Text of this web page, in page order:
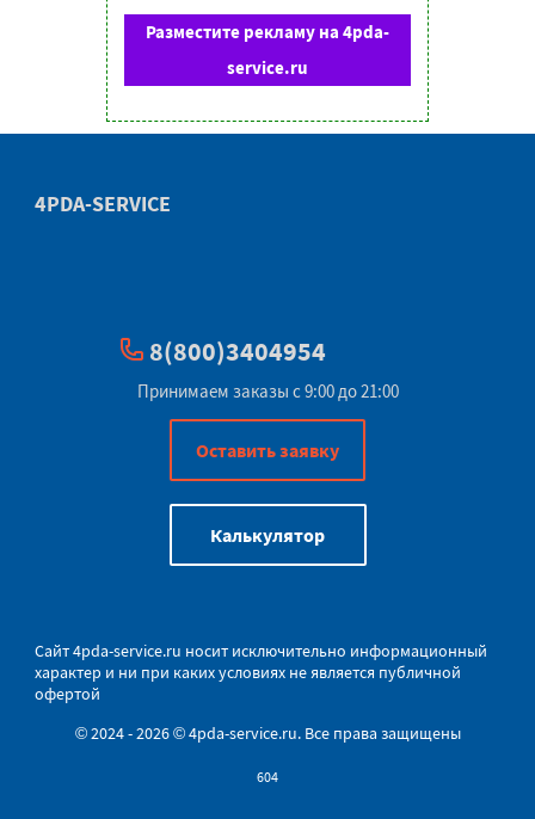
Разместите рекламу на 4pda-
service.ru
4PDA-SERVICE
8(800)3404954
Принимаем заказы с 9:00 до 21:00
Оставить заявку
Калькулятор
Сайт4pda-service.ru носит исключительно информационный
характер и ни при каких условиях не является публичной
офертой
© 2024 - 2026 © 4pda-service.ru. Все права защищены
604